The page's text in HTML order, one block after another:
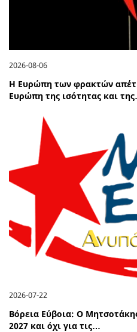
2026-08-06
Η Ευρώπη των φρακτών
Ευρώπη της ισότητας και
2026-07-22
Βόρεια Εύβοια: Ο
2027 και όχι για τις…